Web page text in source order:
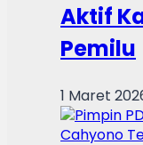
Aktif
Pemilu
1 Maret